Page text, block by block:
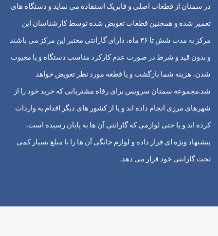
در سمنان از قطعات اصلی و فابریک استفاده می نماید و دستگاه های
تعمیر شده و همچنین قطعات تعویض شده توسط کارشناسان این
مرکز به مدت شش تا ۳۶ ماه، دارای گارانتی معتبر این مرکز می باشند
و بدون قید و شرط در صورت عدم کارکرد مناسب دستگاه و یا معیوب
شدن، هزینه شما بازگشت و یا قطعه مورد نظر تعویض خواهد
شد.مجموعه سمنان سرویس برای رفاه مشتریانی که خرید خود را از
شهرهای مرزی انجام داده اند و یا از کشور های دیگر اقدام به واردات
کرده اند و یا حتی لوازمی که گارانتی آن ها به پایان رسیده است،
پیشنهاد ویژه ای قرار داده و لوازم خانگی آن ها را با مبلغ بسیار کمی
تحت گارانتی خود قرار می دهد.